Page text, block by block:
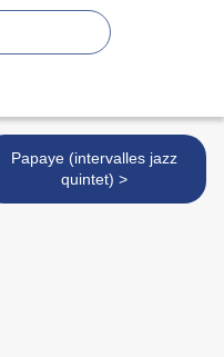
Papaye (intervalles jazz
quintet) >